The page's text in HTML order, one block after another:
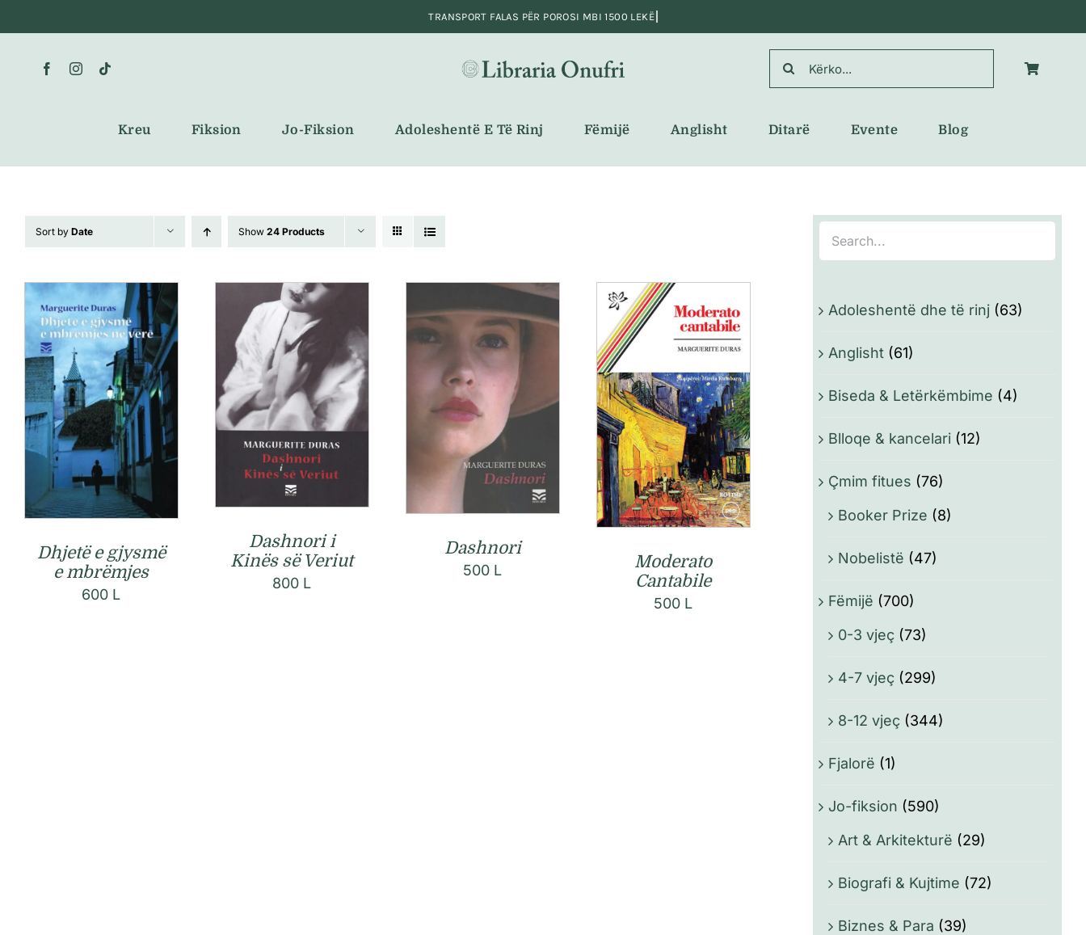
to
content
Search
for:
Kreu Fiksion Jo-Fiksion Adoleshentë E Të Rinj Fëmijë Anglisht Ditarë Evente Blog
Sort by Date Show 24 Products
Dhjetë e gjysmë
e mbrëmjes
600 L
Dashnori i
Kinës së Veriut
800 L
Dashnori
500 L
Moderato
Cantabile
500 L
Adoleshentë dhe të rinj (63)
Anglisht (61)
Biseda & Letërkëmbime (4)
Blloqe & kancelari (12)
Çmim fitues (76)
Booker Prize (8)
Nobelistë (47)
Fëmijë (700)
0-3 vjeç (73)
4-7 vjeç (299)
8-12 vjeç (344)
Fjalorë (1)
Jo-fiksion (590)
Art & Arkitekturë (29)
Biografi & Kujtime (72)
Biznes & Para (39)